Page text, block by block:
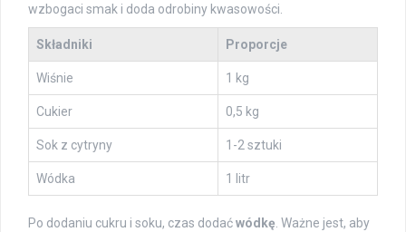
wzbogaci smak i doda odrobiny kwasowości.
Składniki Proporcje
Wiśnie 1 kg
Cukier 0,5 kg
Sok z cytryny 1-2 sztuki
Wódka 1 litr
Po dodaniu cukru i soku, czas dodaćwódkę . Ważne jest, aby